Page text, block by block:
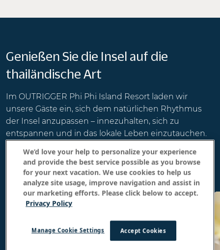
Genießen Sie die Insel auf die
thailändische Art
Im OUTRIGGER Phi Phi Island Resort laden wir
unsere Gäste ein, sich dem natürlichen Rhythmus
der Insel anzupassen – innezuhalten, sich zu
entspannen und in das lokale Leben einzutauchen.
Moment auf sanfte Weise dazu ein, die Harmonie zu
erleben, anstatt ihr zu widerstehen.
We’d love your help to personalize your experience
and provide the best service possible as you browse
for your next vacation. We use cookies to help us
analyze site usage, improve navigation and assist in
our marketing efforts. Please click below to accept.
Privacy Policy
Accept Cookies
Manage Cookie Settings